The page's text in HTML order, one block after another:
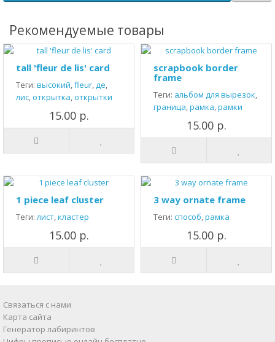
Рекомендуемые товары
tall 'fleur de lis' card
Теги: высокий,fleur,де,
лис,открытка,открытки
15.00 р.
scrapbook border
frame
Теги: альбом для вырезок,
граница,рамка,рамки
15.00 р.
1 piece leaf cluster
Теги:лист,кластер
15.00 р.
3 way ornate frame
Теги: способ,рамка
15.00 р.
Связаться с нами
Карта сайта
Генератор лабиринтов